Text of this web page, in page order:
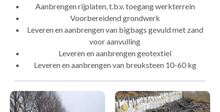
Aanbrengen rijplaten, t.b.v. toegang werkterrein
Voorbereidend grondwerk
Leveren en aanbrengen van bigbags gevuld met zand
voor aanvulling
Leveren en aanbrengen geotextiel
Leveren en aanbrengen van breuksteen 10-60 kg